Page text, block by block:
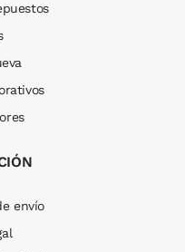
envío